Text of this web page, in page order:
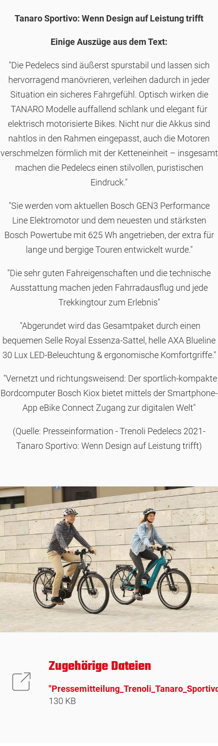
Tanaro Sportivo: Wenn Design auf Leistung trifft
Einige Auszüge aus dem Text:
"Die Pedelecs sind äußerst spurstabil und lassen sich
hervorragend manövrieren, verleihen dadurch in jeder
Situation ein sicheres Fahrgefühl. Optisch wirken die
TANARO Modelle auffallend schlank und elegant für
elektrisch motorisierte Bikes. Nicht nur die Akkus sind
nahtlos in den Rahmen eingepasst, auch die Motoren
verschmelzen förmlich mit der Ketteneinheit – insgesamt
machen die Pedelecs einen stilvollen, puristischen
Eindruck."
"Sie werden vom aktuellen Bosch GEN3 Performance
Line Elektromotor und dem neuesten und stärksten
Bosch Powertube mit 625 Wh angetrieben, der extra für
lange und bergige Touren entwickelt wurde."
"Die sehr guten Fahreigenschaften und die technische
Ausstattung machen jeden Fahrradausflug und jede
Trekkingtour zum Erlebnis"
"Abgerundet wird das Gesamtpaket durch einen
bequemen Selle Royal Essenza-Sattel, helle AXA Blueline
30 Lux LED-Beleuchtung & ergonomische Komfortgriffe."
"Vernetzt und richtungsweisend: Der sportlich-kompakte
Bordcomputer Bosch Kiox bietet mittels der Smartphone-
App eBike Connect Zugang zur digitalen Welt"
(Quelle: Presseinformation - Trenoli Pedelecs 2021-
Tanaro Sportivo: Wenn Design auf Leistung trifft)
Zugehörige Dateien
130 KB